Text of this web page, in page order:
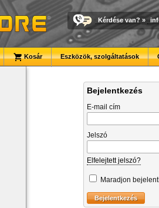
Kérdése van? »
Kosár Eszközök, szolgáltatások
Bejelentkezés
E-mail cím
Jelszó
Elfelejtett jelszó?
Maradjon